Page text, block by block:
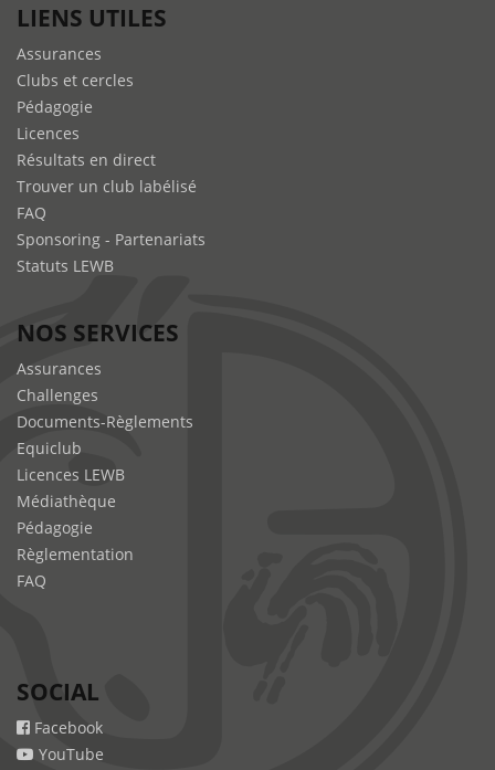
LIENS UTILES
Assurances
Clubs et cercles
Pédagogie
Licences
Résultats en direct
Trouver un club labélisé
FAQ
Sponsoring - Partenariats
Statuts LEWB
NOS SERVICES
Assurances
Challenges
Documents-Règlements
Equiclub
Licences LEWB
Médiathèque
Pédagogie
Règlementation
FAQ
SOCIAL
Facebook
YouTube